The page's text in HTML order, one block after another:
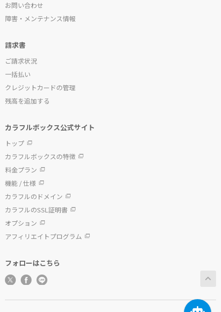
お問い合わせ
障害・メンテナンス情報
請求書
ご請求状況
一括払い
クレジットカードの管理
残高を追加する
カラフルボックス公式サイト
トップ
カラフルボックスの特徴
料金プラン
機能 / 仕様
カラフルのドメイン
カラフルのSSL証明書
オプション
アフィリエイトプログラム
フォローはこちら